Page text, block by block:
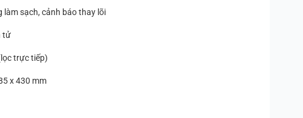
làm sạch, cảnh báo thay lõi
tử
trực tiếp)
x 430 mm